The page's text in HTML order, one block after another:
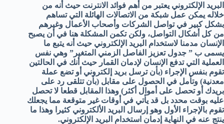
البريد الإلكتروني يعتبر من أهم فوائد الانترنت حيث أنه من
خلاله يمكن عمل شبكة من الاتصالات الهائلة التي تساهم
بشكل كبير في تواصل الشركات وأصحاب الأعمال وغيرهم
من كل أشكال التواصل، ولكن تكمن المشكلة هنا في أن يصبح
الإنسان مدمنا لاستخدام البريد الإلكتروني حيث أنه يتبع ما
يسمى ب ” جدول تعزيز الفاصل الزمني المتغير” وهي نفس
العملية التي تدفع الإنسان لإدمان القمار حيث أنك في الحالتين
تقوم بنفس الإجراء (بأن ترسل بريد إلكتروني أو تضع عملة
معدنية) وتأمل في الحصول على مقابل (بأن تتلقى رد على
بريدك أو تحصل على أموال أكثر) وهذا المقابل قطعا لا تحصل
عليه بوقت محدد بل قد يأتي في أوقات غير متوقعة مما يجعلك
تقوم بالإجراء الأول وهو إرسال البريد الألكتروني كثيرا وهذا ما
ينتج عنه في النهاية إدمان استخدام البريد الإلكتروني.